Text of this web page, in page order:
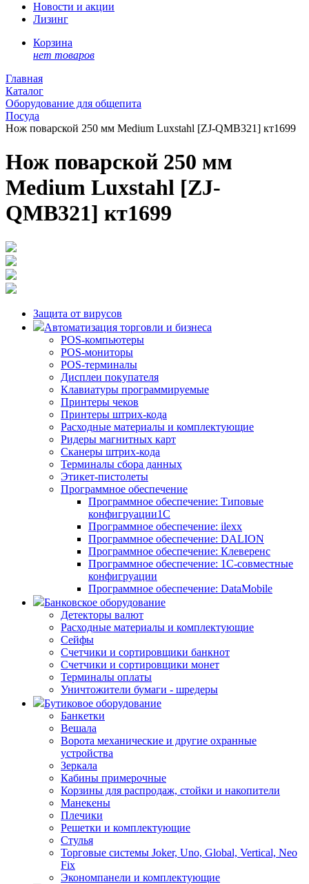
Новости и акции
Лизинг
Корзина
нет товаров
Главная
Каталог
Оборудование для общепита
Посуда
Нож поварской 250 мм Medium Luxstahl [ZJ-QMB321] кт1699
Нож поварской 250 мм
Medium Luxstahl [ZJ-
QMB321] кт1699
Защита от вирусов
Автоматизация торговли и бизнеса
POS-компьютеры
POS-мониторы
POS-терминалы
Дисплеи покупателя
Клавиатуры программируемые
Принтеры чеков
Принтеры штрих-кода
Расходные материалы и комплектующие
Ридеры магнитных карт
Сканеры штрих-кода
Терминалы сбора данных
Этикет-пистолеты
Программное обеспечение
Программное обеспечение: Типовые
конфигруации1С
Программное обеспечение: ilexx
Программное обеспечение: DALION
Программное обеспечение: Клеверенс
Программное обеспечение: 1С-совместные
конфигруации
Программное обеспечение: DataMobile
Банковское оборудование
Детекторы валют
Расходные материалы и комплектующие
Сейфы
Счетчики и сортировщики банкнот
Счетчики и сортировщики монет
Терминалы оплаты
Уничтожители бумаги - шредеры
Бутиковое оборудование
Банкетки
Вешала
Ворота механические и другие охранные
устройства
Зеркала
Кабины примерочные
Корзины для распродаж, стойки и накопители
Манекены
Плечики
Решетки и комплектующие
Стулья
Торговые системы Joker, Uno, Global, Vertical, Neo
Fix
Экономпанели и комплектующие